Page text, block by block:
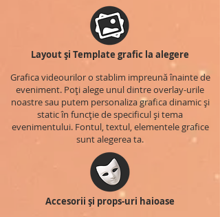
Layout și Template grafic la alegere
Grafica videourilor o stablim impreună înainte de
eveniment. Poți alege unul dintre overlay-urile
noastre sau putem personaliza grafica dinamic și
static în funcție de specificul și tema
evenimentului. Fontul, textul, elementele grafice
sunt alegerea ta.
Accesorii și props-uri haioase